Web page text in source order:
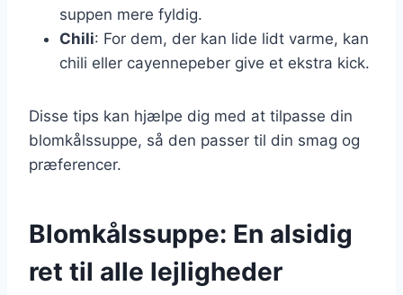
suppen mere fyldig.
Chili: For dem, der kan lide lidt varme, kan
chili eller cayennepeber give et ekstra kick.
Disse tips kan hjælpe dig med at tilpasse din
blomkålssuppe, så den passer til din smag og
præferencer.
Blomkålssuppe: En alsidig
ret til alle lejligheder